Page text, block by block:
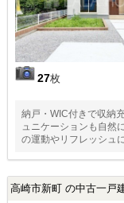
27枚
納戸・WIC付きで収納
ュニケーションも自然
の運動やリフレッシュ
高崎市新町 の中古一戸